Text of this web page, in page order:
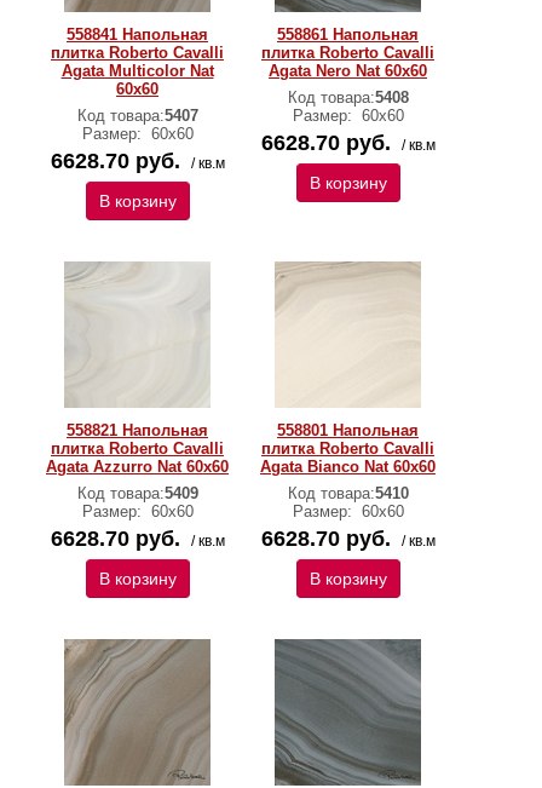
558841 Напольная
плитка Roberto Cavalli
Agata Multicolor Nat
60x60
Код товара:5407
Размер: 60х60
6628.70 руб. / кв.м
В корзину
558861 Напольная
плитка Roberto Cavalli
Agata Nero Nat 60x60
Код товара:5408
Размер: 60х60
6628.70 руб. / кв.м
В корзину
558821 Напольная
плитка Roberto Cavalli
Agata Azzurro Nat 60x60
Код товара:5409
Размер: 60х60
6628.70 руб. / кв.м
В корзину
558801 Напольная
плитка Roberto Cavalli
Agata Bianco Nat 60x60
Код товара:5410
Размер: 60х60
6628.70 руб. / кв.м
В корзину